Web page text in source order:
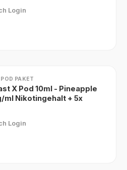
Login
PAKET
X Pod 10ml - Pineapple
ml Nikotingehalt + 5x
Login